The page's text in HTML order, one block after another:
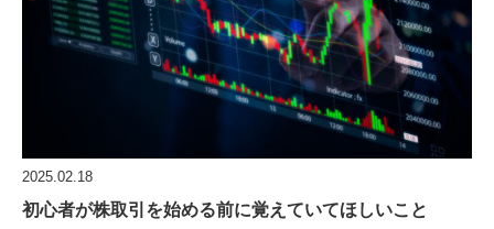
2025.02.18
初心者が株取引を始める前に覚えていてほしいこと